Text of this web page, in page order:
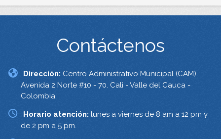
Contáctenos
Dirección: Centro Administrativo Municipal (CAM)
Avenida 2 Norte #10 - 70. Cali - Valle del Cauca -
Colombia.
Horario atención: lunes a viernes de 8 am a 12 pm y
de 2 pm a 5 pm.